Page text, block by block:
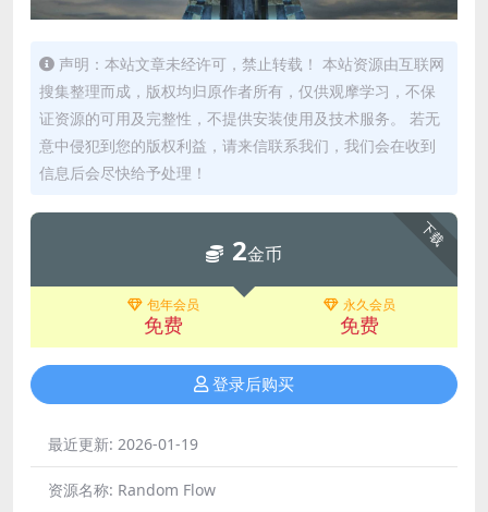
声明：本站文章未经许可，禁止转载！ 本站资源由互联网
搜集整理而成，版权均归原作者所有，仅供观摩学习，不保
证资源的可用及完整性，不提供安装使用及技术服务。 若无
意中侵犯到您的版权利益，请来信联系我们，我们会在收到
信息后会尽快给予处理！
下载
2金币
包年会员
免费
永久会员
免费
登录后购买
最近更新: 2026-01-19
资源名称: Random Flow